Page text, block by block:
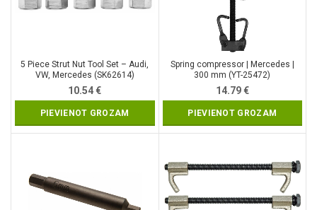
5 Piece Strut Nut Tool Set – Audi,
VW, Mercedes (SK62614)
10.54€
PIEVIENOT GROZAM
Spring compressor | Mercedes |
300 mm (YT-25472)
14.79€
PIEVIENOT GROZAM